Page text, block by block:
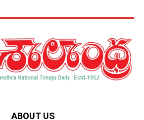
ABOUT US